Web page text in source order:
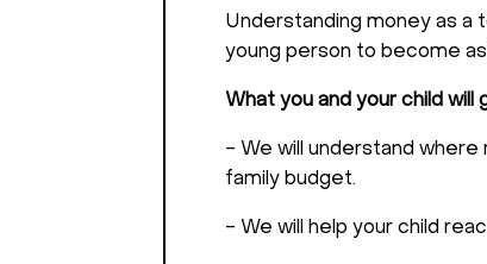
Understanding money as a
young person to become
What you and your child
- We will understand where
family budget.
- We will help your child